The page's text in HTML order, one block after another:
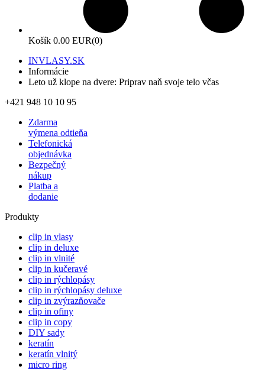
Košík 0.00 EUR(0)
INVLASY.SK
Informácie
Leto už klope na dvere: Priprav naň svoje telo včas
+421 948 10 10 95
Zdarma
výmena odtieňa
Telefonická
objednávka
Bezpečný
nákup
Platba a
dodanie
Produkty
clip in vlasy
clip in deluxe
clip in vlnité
clip in kučeravé
clip in rýchlopásy
clip in rýchlopásy deluxe
clip in zvýrazňovače
clip in ofiny
clip in copy
DIY sady
keratín
keratín vlnitý
micro ring